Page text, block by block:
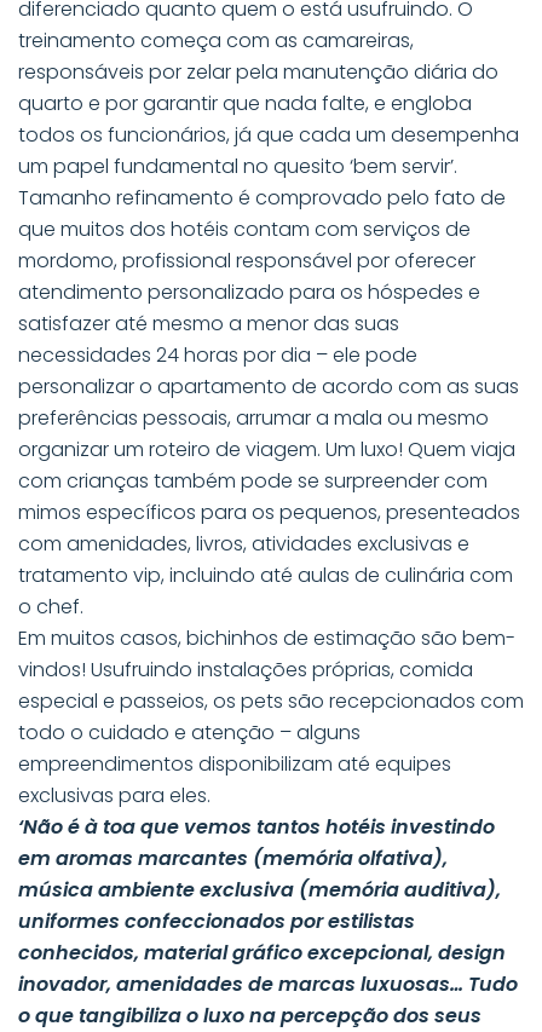
diferenciado quanto quem o está usufruindo. O
treinamento começa com as camareiras,
responsáveis por zelar pela manutenção diária do
quarto e por garantir que nada falte, e engloba
todos os funcionários, já que cada um desempenha
um papel fundamental no quesito ‘bem servir’.
Tamanho refinamento é comprovado pelo fato de
que muitos dos hotéis contam com serviços de
mordomo, profissional responsável por oferecer
atendimento personalizado para os hóspedes e
satisfazer até mesmo a menor das suas
necessidades 24 horas por dia – ele pode
personalizar o apartamento de acordo com as suas
preferências pessoais, arrumar a mala ou mesmo
organizar um roteiro de viagem. Um luxo! Quem viaja
com crianças também pode se surpreender com
mimos específicos para os pequenos, presenteados
com amenidades, livros, atividades exclusivas e
tratamento vip, incluindo até aulas de culinária com
o chef.
Em muitos casos, bichinhos de estimação são bem-
vindos! Usufruindo instalações próprias, comida
especial e passeios, os pets são recepcionados com
todo o cuidado e atenção – alguns
empreendimentos disponibilizam até equipes
exclusivas para eles.
‘Não é à toa que vemos tantos hotéis investindo
em aromas marcantes (memória olfativa),
música ambiente exclusiva (memória auditiva),
uniformes confeccionados por estilistas
conhecidos, material gráfico excepcional, design
inovador, amenidades de marcas luxuosas… Tudo
o que tangibiliza o luxo na percepção dos seus